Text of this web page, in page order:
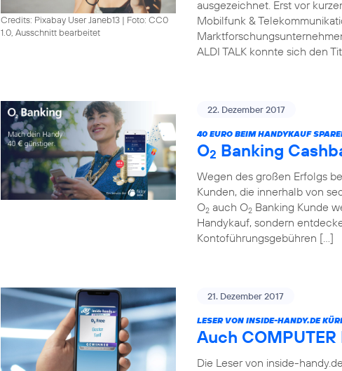
Credits: Pixabay User Janeb13 | Foto: CC0
1.0, Ausschnitt bearbeitet
ausgezeichnet. Erst vor
Mobilfunk &
ALDI TALK konnte sich den
22. Dezember 2017
40 EURO BEIM HANDYKAUF
O2 Banking
Wegen des großen Erfolgs
Kunden, die innerhalb von
O2 auch O2 Banking Kunde
Handykauf, sondern
Kontoführungsgebühren […]
21. Dezember 2017
LESER VON INSIDE-HANDY.DE
Auch
Die Leser von inside-